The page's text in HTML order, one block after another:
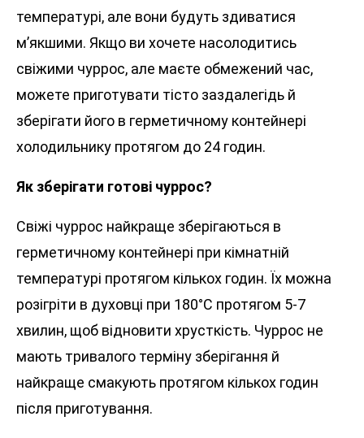
температурі, але вони будуть здиватися
м’якшими. Якщо ви хочете насолодитись
свіжими чуррос, але маєте обмежений час,
можете приготувати тісто заздалегідь й
зберігати його в герметичному контейнері
холодильнику протягом до 24 годин.
Як зберігати готові чуррос?
Свіжі чуррос найкраще зберігаються в
герметичному контейнері при кімнатній
температурі протягом кількох годин. Їх можна
розігріти в духовці при 180°C протягом 5-7
хвилин, щоб відновити хрусткість. Чуррос не
мають тривалого терміну зберігання й
найкраще смакують протягом кількох годин
після приготування.